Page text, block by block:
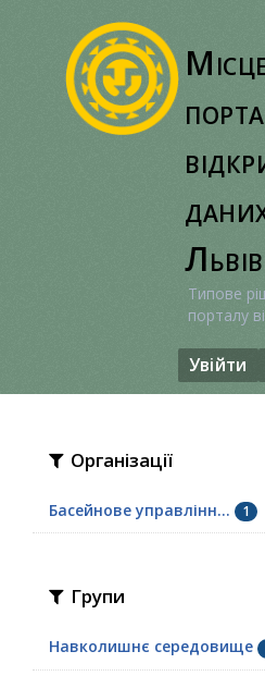
Типове
порталу
Увійти
Організації
Басейнове управлінн... 1
Групи
Навколишнє середовище